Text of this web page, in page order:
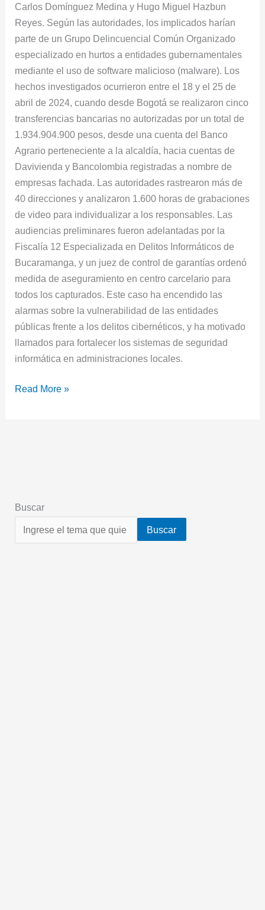
Carlos Domínguez Medina y Hugo Miguel Hazbun
Reyes. Según las autoridades, los implicados harían
parte de un Grupo Delincuencial Común Organizado
especializado en hurtos a entidades gubernamentales
mediante el uso de software malicioso (malware). Los
hechos investigados ocurrieron entre el 18 y el 25 de
abril de 2024, cuando desde Bogotá se realizaron cinco
transferencias bancarias no autorizadas por un total de
1.934.904.900 pesos, desde una cuenta del Banco
Agrario perteneciente a la alcaldía, hacia cuentas de
Davivienda y Bancolombia registradas a nombre de
empresas fachada. Las autoridades rastrearon más de
40 direcciones y analizaron 1.600 horas de grabaciones
de video para individualizar a los responsables. Las
audiencias preliminares fueron adelantadas por la
Fiscalía 12 Especializada en Delitos Informáticos de
Bucaramanga, y un juez de control de garantías ordenó
medida de aseguramiento en centro carcelario para
todos los capturados. Este caso ha encendido las
alarmas sobre la vulnerabilidad de las entidades
públicas frente a los delitos cibernéticos, y ha motivado
llamados para fortalecer los sistemas de seguridad
informática en administraciones locales.
Read More »
Buscar
Buscar